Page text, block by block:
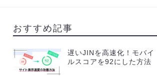
おすすめ記事
遅いJINを高速化！モバイ
ルスコアを92にした方法